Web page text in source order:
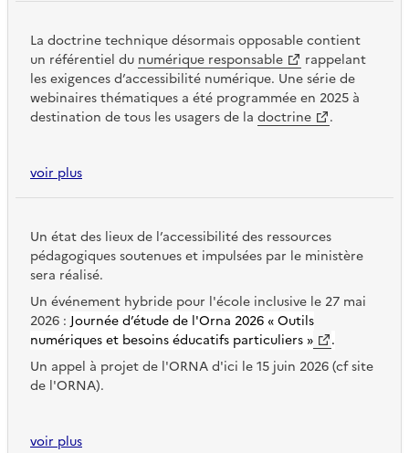
La doctrine technique désormais opposable contient
un référentiel du numérique responsable
rappelant
les exigences d’accessibilité numérique. Une série de
webinaires thématiques a été programmée en 2025 à
destination de tous les usagers de la doctrine .
voir plus
Un état des lieux de l’accessibilité des ressources
pédagogiques soutenues et impulsées par le ministère
sera réalisé.
Un événement hybride pour l'école inclusive le 27 mai
2026 : Journée d’étude de l'Orna 2026 « Outils
numériques et besoins éducatifs particuliers »
.
Un appel à projet de l'ORNA d'ici le 15 juin 2026 (cf site
de l'ORNA).
voir plus